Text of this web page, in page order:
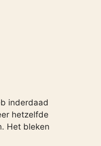
inderdaad
hetzelfde
Het bleken